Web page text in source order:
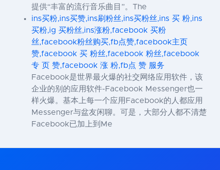
提供“丰富的流行音乐曲目”。The
ins买粉,ins买赞,ins刷粉丝,ins买粉丝,ins 买 粉,ins
买粉,ig 买粉丝,ins涨粉,facebook 买粉
丝,facebook粉丝购买,fb点赞,facebook主页
赞,facebook 买 粉丝,facebook 粉丝,facebook
专 页 赞,facebook 涨 粉,fb点 赞 服务
Facebook是世界最火爆的社交网络应用软件，该
企业的别的应用软件-Facebook Messenger也一
样火爆。基本上每一个应用Facebook的人都应用
Messenger与盆友闲聊。可是，大部分人都不清楚
Facebook已加上到Me